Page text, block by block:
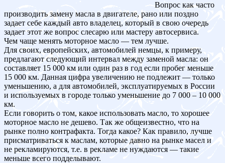
Вопрос как часто
производить замену масла в двигателе, рано или поздно
задает себе каждый авто владелец, который в свою очередь
задает этот же вопрос слесарю или мастеру автосервиса.
Чем чаще менять моторное масло — тем лучше.
Для своих, европейских, автомобилей немцы, к примеру,
предлагают следующий интервал между заменой масла: он
составляет 15 000 км или один раз в год если пробег меньше
15 000 км. Данная цифра увеличению не подлежит — только
уменьшению, а для автомобилей, эксплуатируемых в России
и используемых в городе только уменьшение до 7 000 – 10 000
км.
Если говорить о том, какое использовать масло, то хорошее
моторное масло не дешево. Так же общеизвестно, что на
рынке полно контрафакта. Тогда какое? Как правило, лучше
присматриваться к маслам, которые давно на рынке масел и
не рекламируются, т.е. в рекламе не нуждаются — такие
меньше всего подделывают.